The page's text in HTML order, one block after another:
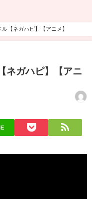
【ネガハピ】【アニメ】
ネガハピ】【アニ